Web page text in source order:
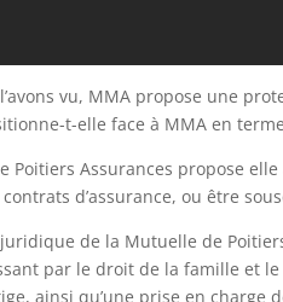
vu, MMA propose une
t-elle face à MMA en
Poitiers Assurances propose
contrats d’assurance, ou être
de la Mutuelle de
par le droit de la famille et
ainsi qu’une prise en charge